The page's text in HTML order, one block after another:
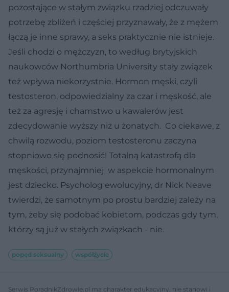
pozostające w stałym związku rzadziej odczuwały
potrzebę zbliżeń i częściej przyznawały, że z mężem
łączą je inne sprawy, a seks praktycznie nie istnieje.
Jeśli chodzi o mężczyzn, to według brytyjskich
naukowców Northumbria University stały związek
też wpływa niekorzystnie. Hormon męski, czyli
testosteron, odpowiedzialny za czar i męskość, ale
też za agresję i chamstwo u kawalerów jest
zdecydowanie wyższy niż u żonatych. Co ciekawe, z
chwilą rozwodu, poziom testosteronu zaczyna
stopniowo się podnosić! Totalną katastrofą dla
męskości, przynajmniej w aspekcie hormonalnym
jest dziecko. Psycholog ewolucyjny, dr Nick Neave
twierdzi, że samotnym po prostu bardziej zależy na
tym, żeby się podobać kobietom, podczas gdy tym,
którzy są już w stałych związkach - nie.
popęd seksualny współźycie
Serwis PoradnikZdrowie.pl ma charakter edukacyjny, nie stanowi i